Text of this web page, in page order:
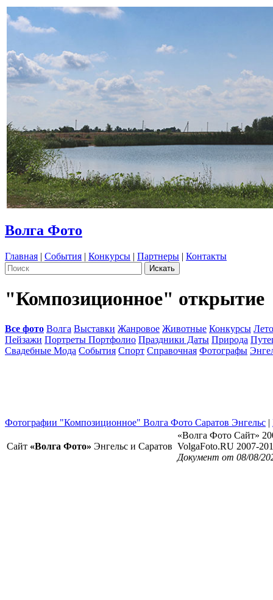
Волга Фото
Главная | События | Конкурсы | Партнеры | Контакты
"Композиционное" открытие
Все фото Волга Выставки Жанровое Животные Конкурсы
Пейзажи Портреты Портфолио Праздники Даты Природа
Свадебные Мода События Спорт Справочная Фотографы
Фотографии "Композиционное" Волга Фото Саратов Энгельс |
Сайт «Волга Фото» Энгельс и Саратов
«Волга Фото Сайт»
VolgaFoto.RU 2007-
Документ от 08/08/